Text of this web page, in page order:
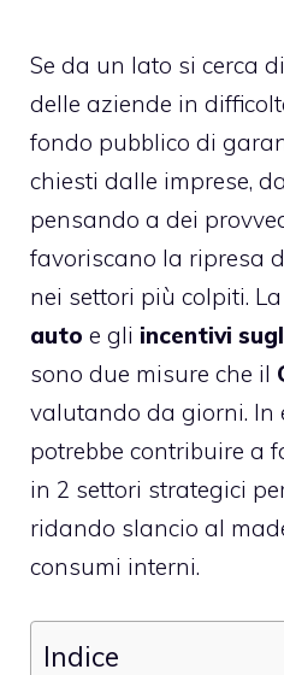
Se da un lato si cerca
delle aziende in
fondo pubblico di
chiesti dalle imprese,
pensando a dei
favoriscano la ripresa
nei settori più colpiti. La
auto e gli incentivi
sono due misure che il
valutando da giorni. In
potrebbe contribuire a
in 2 settori strategici
ridando slancio al
consumi interni.
Indice